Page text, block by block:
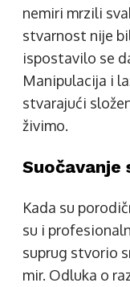
nemiri mrzili
stvarnost nije
ispostavilo se
Manipulacija i
stvarajući
živimo.
Suočavanje
Kada su
su i
suprug stvorio
mir. Odluka o